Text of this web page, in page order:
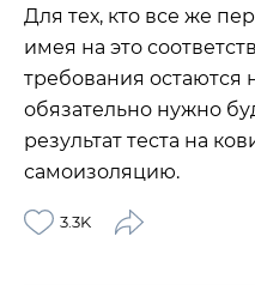
Для тех, кто все же
имея на это
требования
обязательно нужно
результат теста на
самоизоляцию.
3.3K